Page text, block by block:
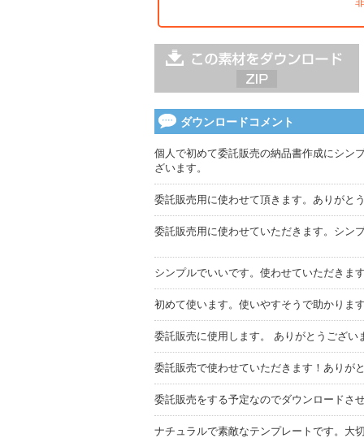
ダウンロードコメント
個人で初めて委託販売の納品書作成にシン
ざいます。
委託販売用に使わせて頂きます。ありがと
委託販売用に使わせていただきます。シン
シンプルでいいです。使わせていただきま
初めて使います。使いやすそうで助かりま
委託販売に使用します。 ありがとうござい
委託販売で使わせていただきます！ありが
委託販売をする予定なのでダウンロードさ
ナチュラルで素敵なテンプレートです。大